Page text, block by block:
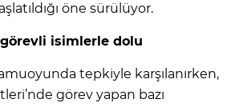
öne sürülüyor.
isimlerle dolu
tepkiyle karşılanırken,
görev yapan bazı